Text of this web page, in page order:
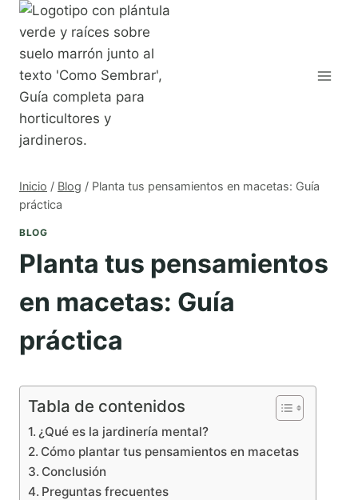
Saltar
contenido
Inicio / Blog / Planta tus pensamientos en macetas: Guía
práctica
BLOG
Planta tus pensamientos
en macetas: Guía
práctica
Tabla de contenidos
¿Qué es la jardinería mental?
Cómo plantar tus pensamientos en macetas
Conclusión
Preguntas frecuentes